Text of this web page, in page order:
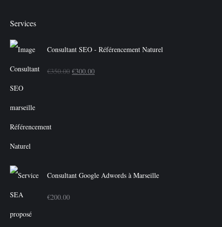
Services
Consultant SEO - Référencement Naturel
€350.00 Le
€300.00Le
Consultant Google Adwords à Marseille
€200.00